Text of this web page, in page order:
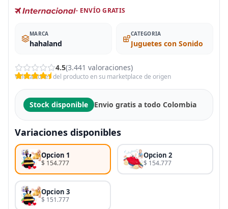
- ENVÍO GRATIS
MARCA
hahaland
CATEGORIA
Juguetes con Sonido
4.5(3.441 valoraciones)
Valoraciones del producto en su marketplace de origen
Stock disponible Envio gratis a todo Colombia
Variaciones disponibles
Opcion 1
$ 154.777
Opcion 2
$ 154.777
Opcion 3
$ 151.777